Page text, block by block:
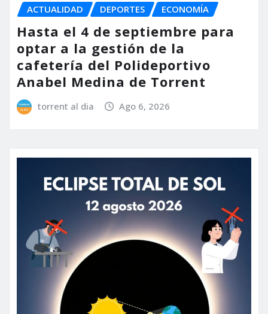
ACTUALIDAD DEPORTES ECONOMÍA
Hasta el 4 de septiembre para
optar a la gestión de la
cafetería del Polideportivo
Anabel Medina de Torrent
torrent al dia Ago 6, 2026